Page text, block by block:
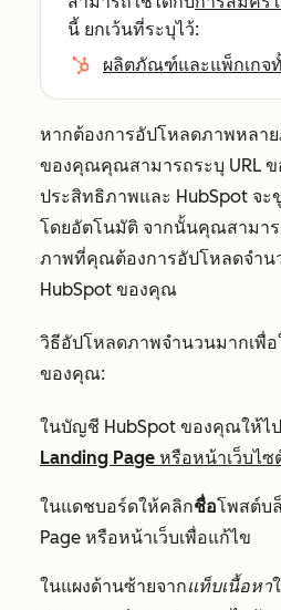
นี้ ยกเว้นที่ระบุไว้:
ผลิตภัณฑ์และแพ็กเกจ
หากต้องการอัปโหลดภาพหลา
ของคุณคุณสามารถระบุ URL ข
ประสิทธิภาพและ HubSpot จะ
โดยอัตโนมัติ จากนั้นคุณสามาร
ภาพที่คุณต้องการอัปโหลดจำน
HubSpot ของคุณ
วิธีอัปโหลดภาพจำนวนมากเพื่อ
ของคุณ:
ในบัญชี HubSpot ของคุณให้ไ
Landing Page หรือหน้าเว็บไซ
ในแดชบอร์ดให้คลิกชื่อโพสต์บ
Page หรือหน้าเว็บเพื่อแก้ไข
ในแผงด้านซ้ายจากแท็บเนื้อหา